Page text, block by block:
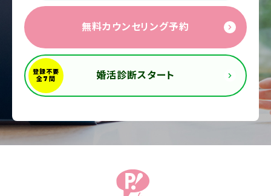
無料カウンセリング予約
婚活診断スタート